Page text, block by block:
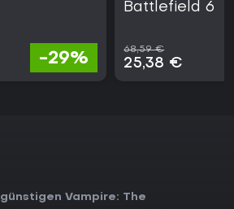
-29%
Battlefield 6
68,59 €
25,38 €
günstigen Vampire: The